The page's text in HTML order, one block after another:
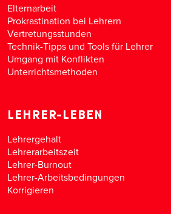
Elternarbeit
Prokrastination bei Lehrern
Vertretungsstunden
Technik-Tipps und Tools für Lehrer
Umgang mit Konflikten
Unterrichtsmethoden
LEHRER-LEBEN
Lehrergehalt
Lehrerarbeitszeit
Lehrer-Burnout
Lehrer-Arbeitsbedingungen
Korrigieren